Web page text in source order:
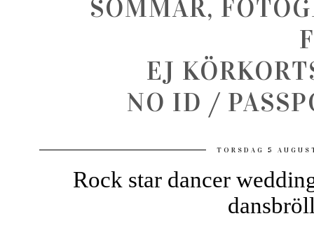
SOMMAR,
EJ
NO ID /
TORSDAG 5
Rock star dancer